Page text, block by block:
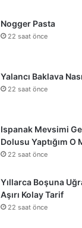
Nogger Pasta
22 saat önce
Yalancı Baklava
22 saat önce
Ispanak Mevsimi
Dolusu Yaptığım O
22 saat önce
Yıllarca Boşuna
Aşırı Kolay Tarif
22 saat önce